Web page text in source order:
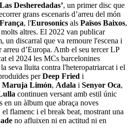
Desheredadas’, un primer disc que
grans escenaris d’arreu del món
França, l'Eurosonics als Països Baixos,
molts altres. El 2022 van publicar
un discarral que va remoure l'escena i
d’Europa. Amb el seu tercer LP
el 2024 les MCs barcelonines
seva lluita contra l'heteropatriarcat i el
perDeep Fried i
Maruja Limón, Adala i Senyor Oca,
continuen versant amb estil únic
en un àlbum que abraça noves
flamenc i el break beat, mostrant una
no afluixen ni en actitud ni en